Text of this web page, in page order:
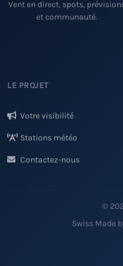
Vent en direct, spots,
et communauté.
LE PROJET
Votre visibilité
Stations météo
Contactez-nous
©
Swiss Made